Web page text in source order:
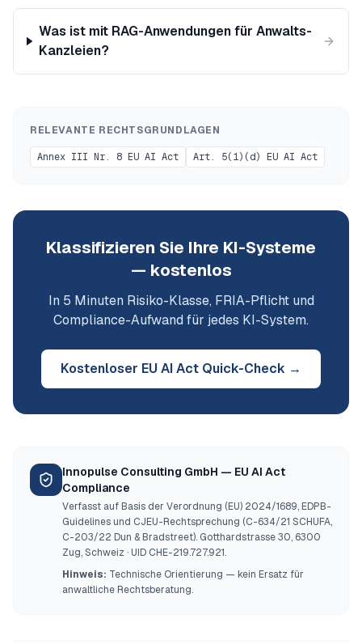
Was ist mit RAG-Anwendungen für Anwalts-
Kanzleien?
RELEVANTE RECHTSGRUNDLAGEN
Annex III Nr. 8 EU AI Act Art. 5(1)(d) EU AI Act
Klassifizieren Sie Ihre KI-Systeme
— kostenlos
In 5 Minuten Risiko-Klasse, FRIA-Pflicht und
Compliance-Aufwand für jedes KI-System.
Kostenloser EU AI Act Quick-Check →
Innopulse Consulting GmbH — EU AI Act
Compliance
Verfasst auf Basis der Verordnung (EU) 2024/1689, EDPB-
Guidelines und CJEU-Rechtsprechung (C-634/21 SCHUFA,
C-203/22 Dun & Bradstreet). Gotthardstrasse 30, 6300
Zug, Schweiz · UID CHE-219.727.921.
Hinweis: Technische Orientierung — kein Ersatz für
anwaltliche Rechtsberatung.